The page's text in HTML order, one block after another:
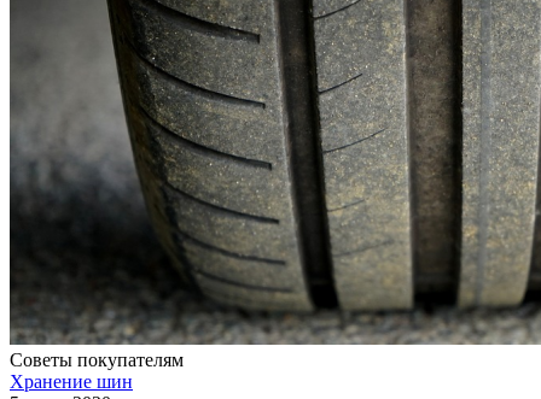
Советы покупателям
Хранение шин